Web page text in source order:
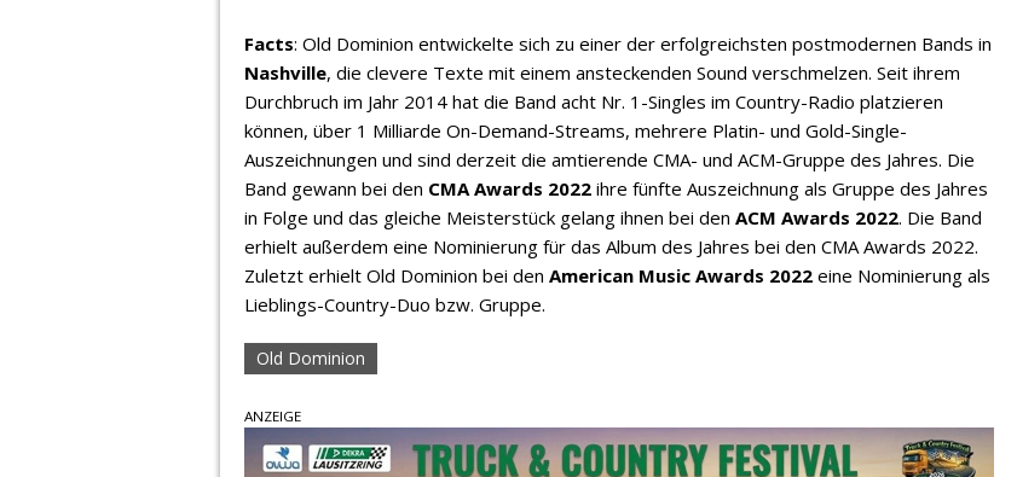
Facts: Old Dominion entwickelte sich zu einer der erfolgreichsten postmodernen Bands in
Nashville, die clevere Texte mit einem ansteckenden Sound verschmelzen. Seit ihrem
Durchbruch im Jahr 2014 hat die Band acht Nr. 1-Singles im Country-Radio platzieren
können, über 1 Milliarde On-Demand-Streams, mehrere Platin- und Gold-Single-
Auszeichnungen und sind derzeit die amtierende CMA- und ACM-Gruppe des Jahres. Die
Band gewann bei den CMA Awards 2022 ihre fünfte Auszeichnung als Gruppe des Jahres
in Folge und das gleiche Meisterstück gelang ihnen bei den ACM Awards 2022. Die Band
erhielt außerdem eine Nominierung für das Album des Jahres bei den CMA Awards 2022.
Zuletzt erhielt Old Dominion bei den American Music Awards 2022 eine Nominierung als
Lieblings-Country-Duo bzw. Gruppe.
Old Dominion
ANZEIGE